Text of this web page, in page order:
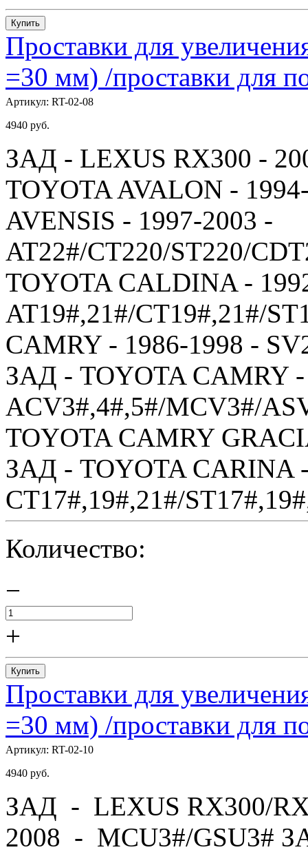
Купить
Проставки для
=30 мм) /проставки для
Артикул: RT-02-08
4940 руб.
ЗАД - LEXUS RX300 -
TOYOTA AVALON -
AVENSIS - 1997-2003 -
AT22#/CT220/ST220/
TOYOTA CALDINA -
AT19#,21#/CT19#,21#/
CAMRY - 1986-1998 -
ЗАД - TOYOTA CAMRY -
ACV3#,4#,5#/MCV3#/
TOYOTA CAMRY
ЗАД - TOYOTA CARINA
CT17#,19#,21#/
Количество:
−
+
Купить
Проставки для
=30 мм) /проставки для
Артикул: RT-02-10
4940 руб.
ЗАД - LEXUS RX300/
2008 - MCU3#/GSU3#